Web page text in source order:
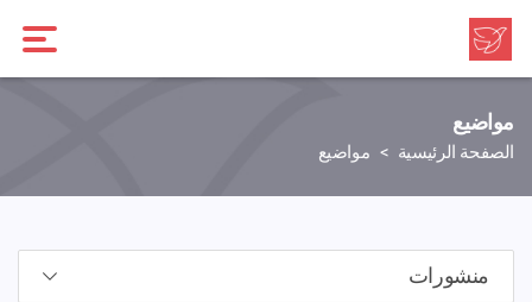
مواضيع
الصفحة الرئيسية مواضيع